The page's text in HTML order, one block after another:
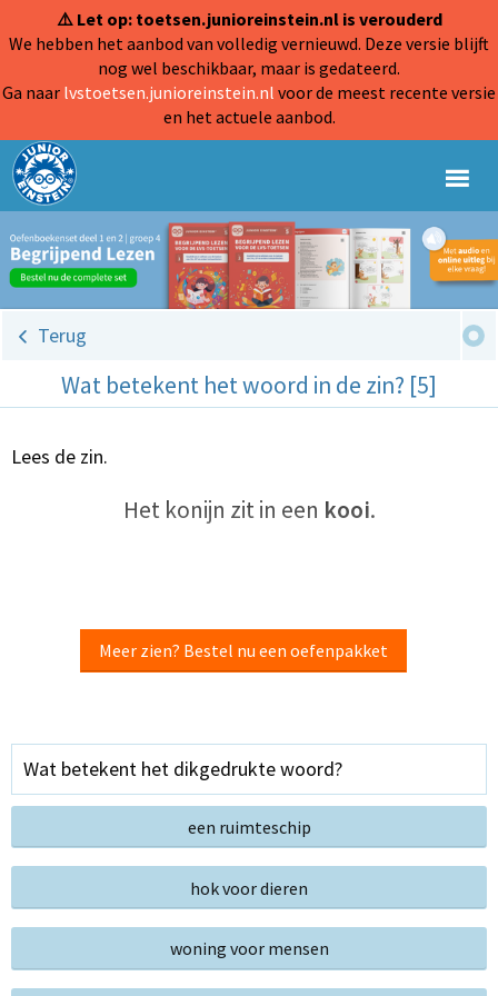
⚠️ Let op: toetsen.junioreinstein.nl is verouderd
We hebben het aanbod van volledig vernieuwd. Deze versie blijft
nog wel beschikbaar, maar is gedateerd.
Ga naar lvstoetsen.junioreinstein.nl voor de meest recente versie
en het actuele aanbod.
Terug
Wat betekent het woord in de zin? [5]
Lees de zin.
Het konijn zit in een kooi.
Meer zien? Bestel nu een oefenpakket
Wat betekent het dikgedrukte woord?
een ruimteschip
hok voor dieren
woning voor mensen